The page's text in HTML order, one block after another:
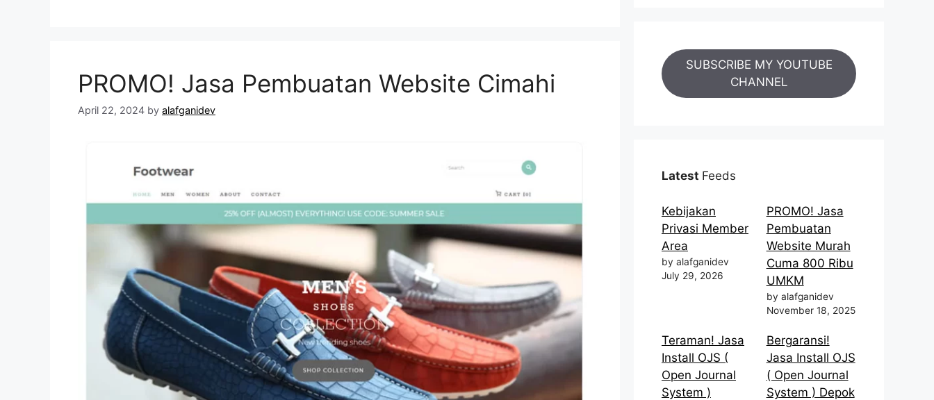
PROMO! Jasa Pembuatan Website Cimahi
April 22, 2024 by alafganidev
SUBSCRIBE MY YOUTUBE
CHANNEL
Latest Feeds
Kebijakan
Privasi Member
Area
by alafganidev
July 29, 2026
PROMO! Jasa
Pembuatan
Website Murah
Cuma 800 Ribu
UMKM
by alafganidev
November 18, 2025
Teraman! Jasa
Install OJS (
Open Journal
System )
Bergaransi!
Jasa Install OJS
( Open Journal
System ) Depok